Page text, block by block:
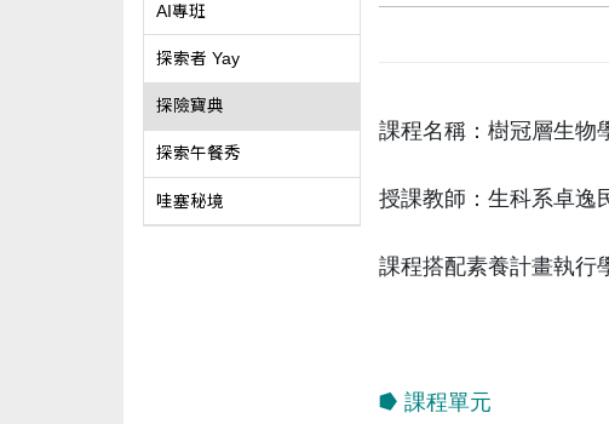
AI專班
探索者 Yay
探險寶典
探索午餐秀
哇塞秘境
課程名稱：樹冠層生物
授課教師：生科系卓逸
課程搭配素養計畫執行
⭓ 課程單元